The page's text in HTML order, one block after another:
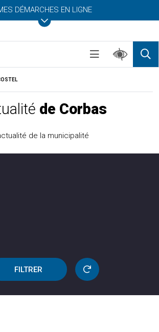
DÉMARCHES EN LIGNE
de Corbas
de la municipalité
FILTRER